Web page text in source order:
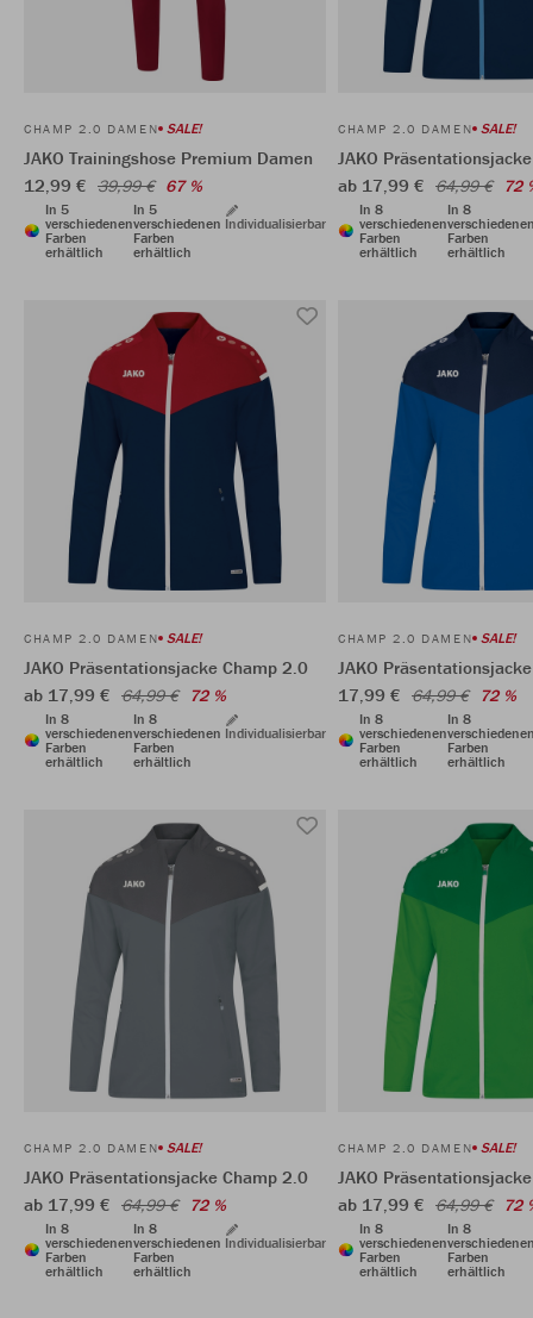
CHAMP 2.0 DAMEN SALE!
JAKO Trainingshose Premium Damen
12,99 € 39,99 € 67 %
In 5
verschiedenen
Farben
erhältlich
In 5
verschiedenen
Farben
erhältlich
Individualisierbar
CHAMP 2.0 DAMEN SALE!
JAKO
ab 17,99 € 64,99 € 72
In 8
verschiedenen
Farben
erhältlich
In 8
Farben
erhältlich
CHAMP 2.0 DAMEN SALE!
JAKO Präsentationsjacke Champ 2.0
ab 17,99 € 64,99 € 72 %
In 8
verschiedenen
Farben
erhältlich
In 8
verschiedenen
Farben
erhältlich
Individualisierbar
CHAMP 2.0 DAMEN SALE!
JAKO
17,99 € 64,99 € 72 %
In 8
verschiedenen
Farben
erhältlich
In 8
Farben
erhältlich
CHAMP 2.0 DAMEN SALE!
JAKO Präsentationsjacke Champ 2.0
ab 17,99 € 64,99 € 72 %
In 8
verschiedenen
Farben
erhältlich
In 8
verschiedenen
Farben
erhältlich
Individualisierbar
CHAMP 2.0 DAMEN SALE!
JAKO
ab 17,99 € 64,99 € 72
In 8
verschiedenen
Farben
erhältlich
In 8
Farben
erhältlich